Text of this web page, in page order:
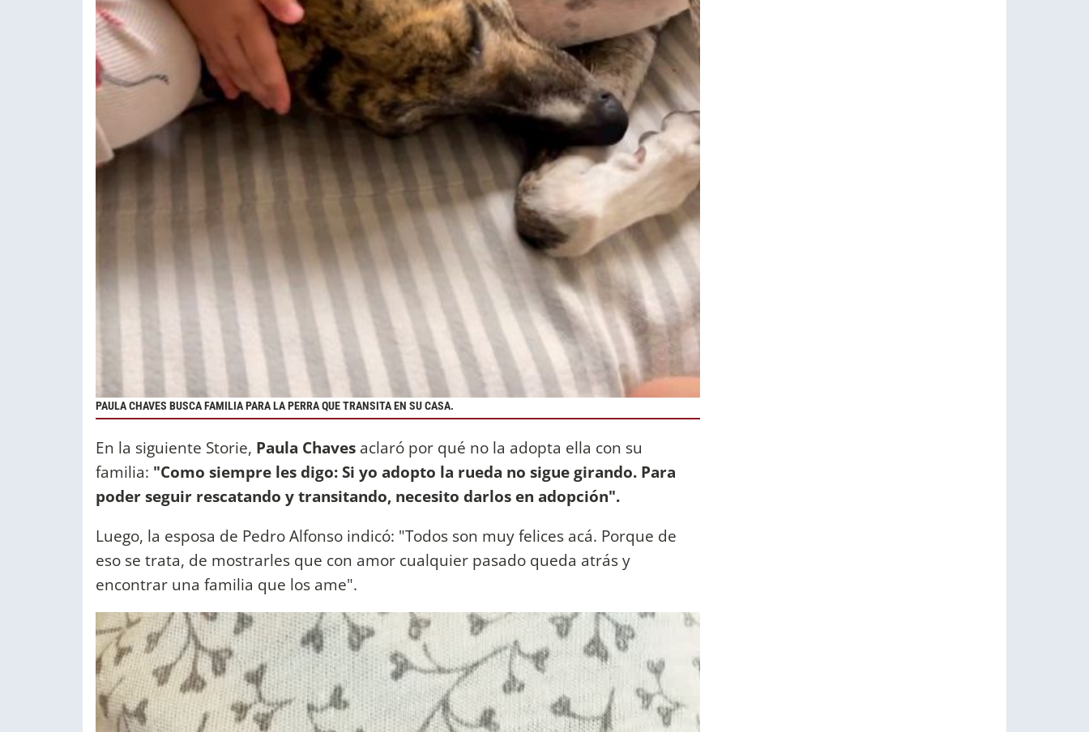
PAULA CHAVES BUSCA FAMILIA PARA LA PERRA QUE TRANSITA EN SU CASA.
En la siguiente Storie, Paula Chaves aclaró por qué no la adopta ella con su
familia: "Como siempre les digo: Si yo adopto la rueda no sigue girando. Para
poder seguir rescatando y transitando, necesito darlos en adopción".
Luego, la esposa de Pedro Alfonso indicó: "Todos son muy felices acá. Porque de
eso se trata, de mostrarles que con amor cualquier pasado queda atrás y
encontrar una familia que los ame".